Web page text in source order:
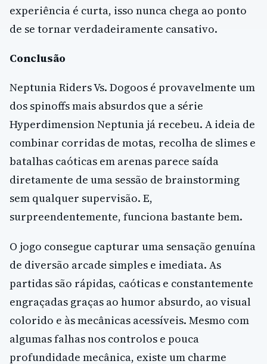
experiência é curta, isso nunca chega ao ponto
de se tornar verdadeiramente cansativo.
Conclusão
Neptunia Riders Vs. Dogoos é provavelmente um
dos spinoffs mais absurdos que a série
Hyperdimension Neptunia já recebeu. A ideia de
combinar corridas de motas, recolha de slimes e
batalhas caóticas em arenas parece saída
diretamente de uma sessão de brainstorming
sem qualquer supervisão. E,
surpreendentemente, funciona bastante bem.
O jogo consegue capturar uma sensação genuína
de diversão arcade simples e imediata. As
partidas são rápidas, caóticas e constantemente
engraçadas graças ao humor absurdo, ao visual
colorido e às mecânicas acessíveis. Mesmo com
algumas falhas nos controlos e pouca
profundidade mecânica, existe um charme